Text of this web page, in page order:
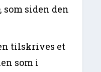
, som siden den
tilskrives et
som i